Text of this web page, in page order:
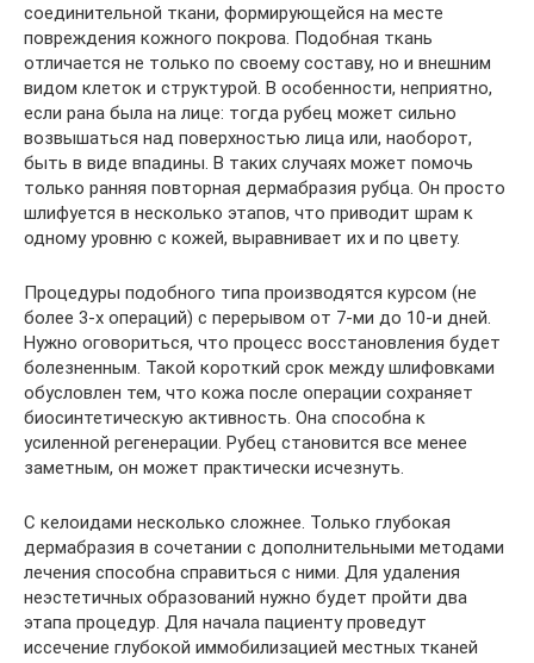
соединительной ткани, формирующейся на месте
повреждения кожного покрова. Подобная ткань
отличается не только по своему составу, но и внешним
видом клеток и структурой. В особенности, неприятно,
если рана была на лице: тогда рубец может сильно
возвышаться над поверхностью лица или, наоборот,
быть в виде впадины. В таких случаях может помочь
только ранняя повторная дермабразия рубца. Он просто
шлифуется в несколько этапов, что приводит шрам к
одному уровню с кожей, выравнивает их и по цвету.
Процедуры подобного типа производятся курсом (не
более 3-х операций) с перерывом от 7-ми до 10-и дней.
Нужно оговориться, что процесс восстановления будет
болезненным. Такой короткий срок между шлифовками
обусловлен тем, что кожа после операции сохраняет
биосинтетическую активность. Она способна к
усиленной регенерации. Рубец становится все менее
заметным, он может практически исчезнуть.
С келоидами несколько сложнее. Только глубокая
дермабразия в сочетании с дополнительными методами
лечения способна справиться с ними. Для удаления
неэстетичных образований нужно будет пройти два
этапа процедур. Для начала пациенту проведут
иссечение глубокой иммобилизацией местных тканей